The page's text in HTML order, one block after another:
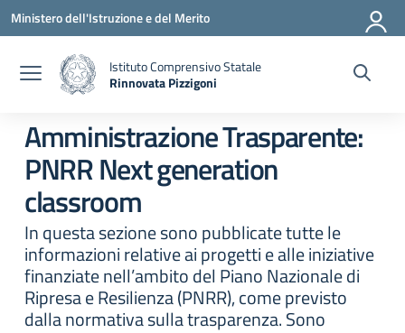
Vai ai contenuti
Vai al menu di navigazione
Vai al footer
Ministero dell'Istruzione e del Merito
Istituto Comprensivo Statale
Rinnovata Pizzigoni
Amministrazione Trasparente:
PNRR Next generation
classroom
In questa sezione sono pubblicate tutte le
informazioni relative ai progetti e alle iniziative
finanziate nell’ambito del Piano Nazionale di
Ripresa e Resilienza (PNRR), come previsto
dalla normativa sulla trasparenza. Sono